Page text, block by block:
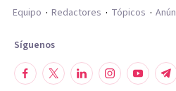
Equipo
Redactores Tópicos
Síguenos